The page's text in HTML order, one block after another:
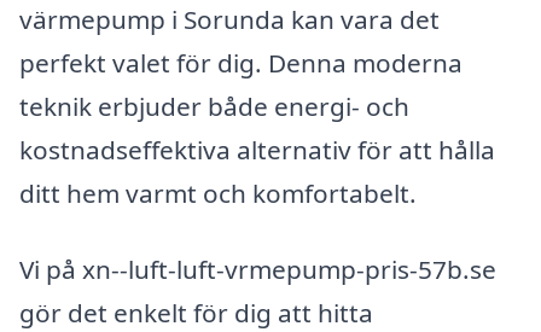
värmepump i Sorunda kan vara det
perfekt valet för dig. Denna moderna
teknik erbjuder både energi- och
kostnadseffektiva alternativ för att hålla
ditt hem varmt och komfortabelt.
Vi på xn--luft-luft-vrmepump-pris-57b.se
gör det enkelt för dig att hitta